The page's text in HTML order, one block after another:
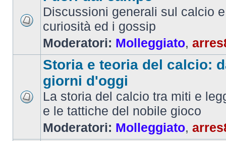
Discussioni generali sul calcio
curiosità ed i gossip
Moderatori: Molleggiato,
Storia e teoria del calcio:
giorni d'oggi
La storia del calcio tra miti e
e le tattiche del nobile gioco
Moderatori: Molleggiato,